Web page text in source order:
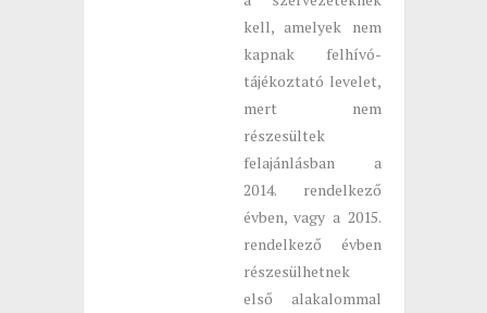
kell, amelyek nem
kapnak felhívó-
tájékoztató levelet,
mert nem
részesültek
felajánlásban a
2014. rendelkező
évben, vagy a 2015.
rendelkező évben
részesülhetnek
első alakalommal